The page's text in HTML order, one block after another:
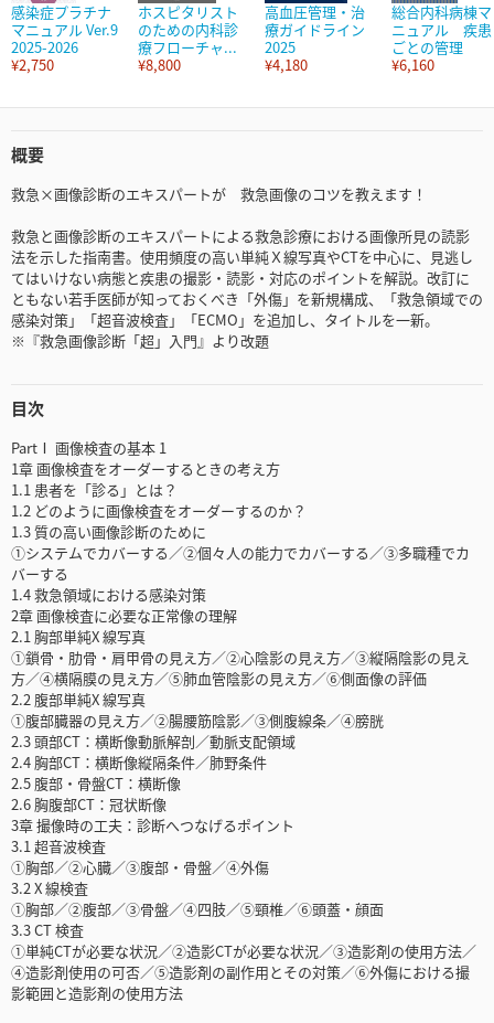
感染症プラチナ
マニュアル Ver.9
2025-2026
¥2,750
ホスピタリスト
のための内科診
療フローチャ...
¥8,800
高血圧管理・治
療ガイドライン
2025
¥4,180
総合内科病棟マ
ニュアル 疾患
ごとの管理
¥6,160
概要
救急×画像診断のエキスパートが 救急画像のコツを教えます！
救急と画像診断のエキスパートによる救急診療における画像所見の読影
法を示した指南書。使用頻度の高い単純Ｘ線写真やCTを中心に、見逃し
てはいけない病態と疾患の撮影・読影・対応のポイントを解説。改訂に
ともない若手医師が知っておくべき「外傷」を新規構成、「救急領域での
感染対策」「超音波検査」「ECMO」を追加し、タイトルを一新。
※『救急画像診断「超」入門』より改題
目次
PartⅠ 画像検査の基本 1
1章 画像検査をオーダーするときの考え方
1.1 患者を「診る」とは？
1.2 どのように画像検査をオーダーするのか？
1.3 質の高い画像診断のために
①システムでカバーする／②個々人の能力でカバーする／③多職種でカ
バーする
1.4 救急領域における感染対策
2章 画像検査に必要な正常像の理解
2.1 胸部単純X 線写真
①鎖骨・肋骨・肩甲骨の見え方／②心陰影の見え方／③縦隔陰影の見え
方／④横隔膜の見え方／⑤肺血管陰影の見え方／⑥側面像の評価
2.2 腹部単純X 線写真
①腹部臓器の見え方／②腸腰筋陰影／③側腹線条／④膀胱
2.3 頭部CT：横断像動脈解剖／動脈支配領域
2.4 胸部CT：横断像縦隔条件／肺野条件
2.5 腹部・骨盤CT：横断像
2.6 胸腹部CT：冠状断像
3章 撮像時の工夫：診断へつなげるポイント
3.1 超音波検査
①胸部／②心臓／③腹部・骨盤／④外傷
3.2 X 線検査
①胸部／②腹部／③骨盤／④四肢／⑤頸椎／⑥頭蓋・顔面
3.3 CT 検査
①単純CTが必要な状況／②造影CTが必要な状況／③造影剤の使用方法／
④造影剤使用の可否／⑤造影剤の副作用とその対策／⑥外傷における撮
影範囲と造影剤の使用方法